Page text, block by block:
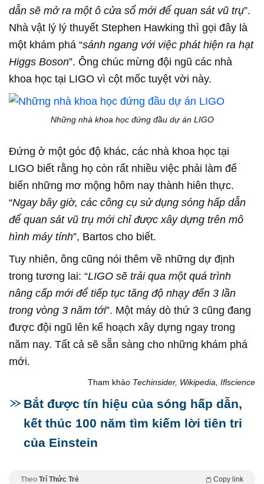
dẫn sẽ mở ra một ô cửa sổ mới để quan sát vũ trụ”.
Nhà vật lý lý thuyết Stephen Hawking thì gọi đây là
một khám phá “sánh ngang với việc phát hiện ra hạt
Higgs Boson”. Ông chúc mừng đội ngũ các nhà
khoa học tại LIGO vì cột mốc tuyệt vời này.
Những nhà khoa học đứng đầu dự án LIGO
Đứng ở một góc độ khác, các nhà khoa học tại
LIGO biết rằng họ còn rất nhiều việc phải làm để
biến những mơ mộng hôm nay thành hiên thực.
“Ngay bây giờ, các công cụ sử dụng sóng hấp dẫn
để quan sát vũ trụ mới chỉ được xây dựng trên mô
hình máy tính”, Bartos cho biết.
Tuy nhiên, ông cũng nói thêm về những dự định
trong tương lai: “LIGO sẽ trải qua một quá trình
nâng cấp mới để tiếp tục tăng độ nhạy đến 3 lần
trong vòng 3 năm tới”. Một máy dò thứ 3 cũng đang
được đội ngũ lên kế hoạch xây dựng ngay trong
năm nay. Tất cả sẽ sẵn sàng cho những khám phá
mới.
Tham khảo Techinsider, Wikipedia, Iflscience
Bắt được tín hiệu của sóng hấp dẫn,
kết thúc 100 năm tìm kiếm lời tiên tri
của Einstein
Theo Trí Thức Trẻ Copy link